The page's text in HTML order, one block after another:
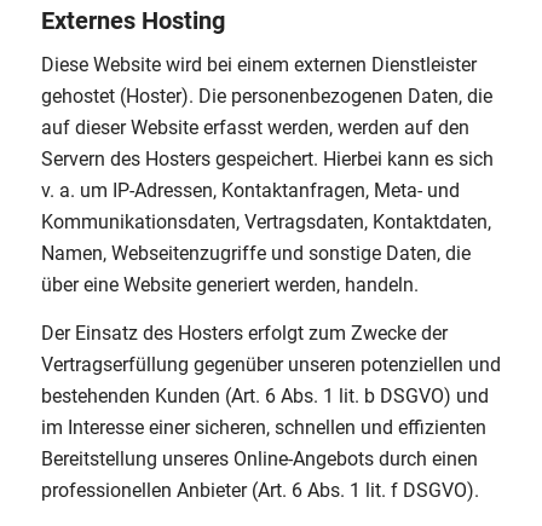
Externes Hosting
Diese Website wird bei einem externen Dienstleister
gehostet (Hoster). Die personenbezogenen Daten, die
auf dieser Website erfasst werden, werden auf den
Servern des Hosters gespeichert. Hierbei kann es sich
v. a. um IP-Adressen, Kontaktanfragen, Meta- und
Kommunikationsdaten, Vertragsdaten, Kontaktdaten,
Namen, Webseitenzugriffe und sonstige Daten, die
über eine Website generiert werden, handeln.
Der Einsatz des Hosters erfolgt zum Zwecke der
Vertragserfüllung gegenüber unseren potenziellen und
bestehenden Kunden (Art. 6 Abs. 1 lit. b DSGVO) und
im Interesse einer sicheren, schnellen und effizienten
Bereitstellung unseres Online-Angebots durch einen
professionellen Anbieter (Art. 6 Abs. 1 lit. f DSGVO).